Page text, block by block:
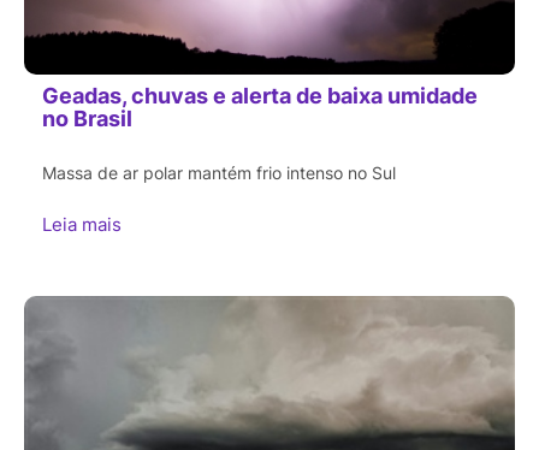
Geadas, chuvas e alerta de baixa umidade
no Brasil
Massa de ar polar mantém frio intenso no Sul
Leia mais